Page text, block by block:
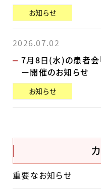
お知らせ
2026.07.02
7月8日(水)の患者会
ー開催のお知らせ
お知らせ
重要なお知らせ